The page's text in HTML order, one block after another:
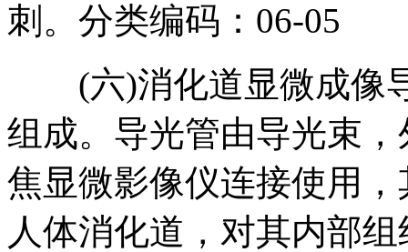
刺。分类编码：06-05
(六)消化道显微成像
组成。导光管由导光束
焦显微影像仪连接使用
人体消化道，对其内部